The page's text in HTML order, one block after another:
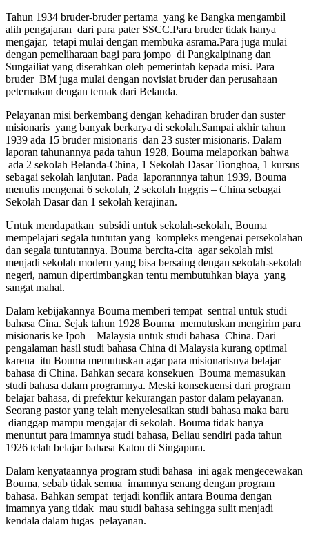
Tahun 1934 bruder-bruder pertama yang ke Bangka mengambil
alih pengajaran dari para pater SSCC.Para bruder tidak hanya
mengajar, tetapi mulai dengan membuka asrama.Para juga mulai
dengan pemeliharaan bagi para jompo di Pangkalpinang dan
Sungailiat yang diserahkan oleh pemerintah kepada misi. Para
bruder BM juga mulai dengan novisiat bruder dan perusahaan
peternakan dengan ternak dari Belanda.
Pelayanan misi berkembang dengan kehadiran bruder dan suster
misionaris yang banyak berkarya di sekolah.Sampai akhir tahun
1939 ada 15 bruder misionaris dan 23 suster misionaris. Dalam
laporan tahunannya pada tahun 1928, Bouma melaporkan bahwa
ada 2 sekolah Belanda-China, 1 Sekolah Dasar Tionghoa, 1 kursus
sebagai sekolah lanjutan. Pada laporannnya tahun 1939, Bouma
menulis mengenai 6 sekolah, 2 sekolah Inggris – China sebagai
Sekolah Dasar dan 1 sekolah kerajinan.
Untuk mendapatkan subsidi untuk sekolah-sekolah, Bouma
mempelajari segala tuntutan yang kompleks mengenai persekolahan
dan segala tuntutannya. Bouma bercita-cita agar sekolah misi
menjadi sekolah modern yang bisa bersaing dengan sekolah-sekolah
negeri, namun dipertimbangkan tentu membutuhkan biaya yang
sangat mahal.
Dalam kebijakannya Bouma memberi tempat sentral untuk studi
bahasa Cina. Sejak tahun 1928 Bouma memutuskan mengirim para
misionaris ke Ipoh – Malaysia untuk studi bahasa China. Dari
pengalaman hasil studi bahasa China di Malaysia kurang optimal
karena itu Bouma memutuskan agar para misionarisnya belajar
bahasa di China. Bahkan secara konsekuen Bouma memasukan
studi bahasa dalam programnya. Meski konsekuensi dari program
belajar bahasa, di prefektur kekurangan pastor dalam pelayanan.
Seorang pastor yang telah menyelesaikan studi bahasa maka baru
dianggap mampu mengajar di sekolah. Bouma tidak hanya
menuntut para imamnya studi bahasa, Beliau sendiri pada tahun
1926 telah belajar bahasa Katon di Singapura.
Dalam kenyataannya program studi bahasa ini agak mengecewakan
Bouma, sebab tidak semua imamnya senang dengan program
bahasa. Bahkan sempat terjadi konflik antara Bouma dengan
imamnya yang tidak mau studi bahasa sehingga sulit menjadi
kendala dalam tugas pelayanan.